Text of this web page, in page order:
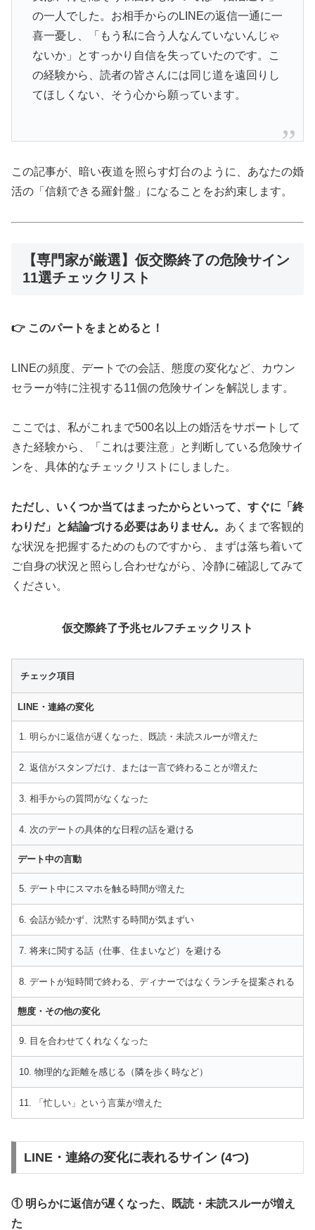
の一人でした。お相手からのLINEの返信一通に一
喜一憂し、「もう私に合う人なんていないんじゃ
ないか」とすっかり自信を失っていたのです。こ
の経験から、読者の皆さんには同じ道を遠回りし
てほしくない、そう心から願っています。
この記事が、暗い夜道を照らす灯台のように、あなたの婚
活の「信頼できる羅針盤」になることをお約束します。
【専門家が厳選】仮交際終了の危険サイン
11選チェックリスト
👉 このパートをまとめると！
LINEの頻度、デートでの会話、態度の変化など、カウン
セラーが特に注視する11個の危険サインを解説します。
ここでは、私がこれまで500名以上の婚活をサポートして
きた経験から、「これは要注意」と判断している危険サイ
ンを、具体的なチェックリストにしました。
ただし、いくつか当てはまったからといって、すぐに「終
わりだ」と結論づける必要はありません。 あくまで客観的
な状況を把握するためのものですから、まずは落ち着いて
ご自身の状況と照らし合わせながら、冷静に確認してみて
ください。
仮交際終了予兆セルフチェックリスト
チェック項目
LINE・連絡の変化
1. 明らかに返信が遅くなった、既読・未読スルーが増えた
2. 返信がスタンプだけ、または一言で終わることが増えた
3. 相手からの質問がなくなった
4. 次のデートの具体的な日程の話を避ける
デート中の言動
5. デート中にスマホを触る時間が増えた
6. 会話が続かず、沈黙する時間が気まずい
7. 将来に関する話（仕事、住まいなど）を避ける
8. デートが短時間で終わる、ディナーではなくランチを提案される
態度・その他の変化
9. 目を合わせてくれなくなった
10. 物理的な距離を感じる（隣を歩く時など）
11. 「忙しい」という言葉が増えた
LINE・連絡の変化に表れるサイン (4つ)
① 明らかに返信が遅くなった、既読・未読スルーが増え
た